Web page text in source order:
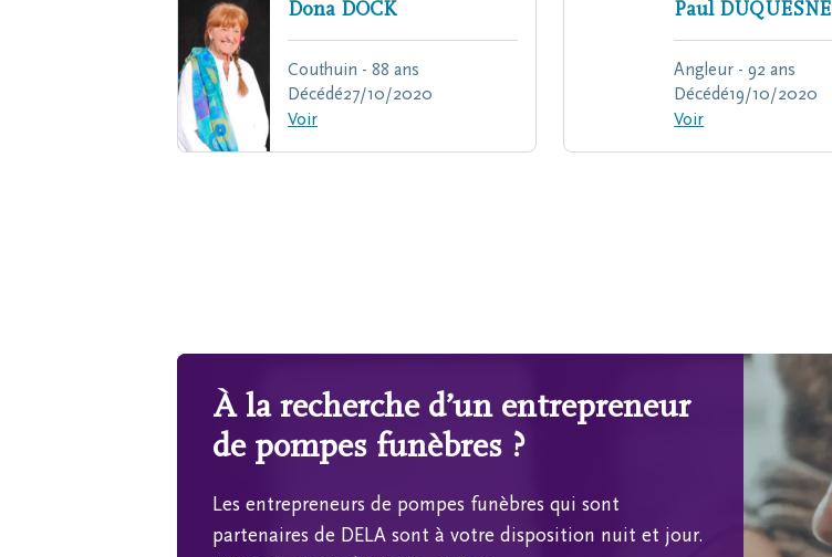
Dona DOCK
Couthuin - 88 ans
Décédé27/10/2020
Voir
Paul DUQUESNE
Angleur - 92 ans
Décédé19/10/2020
Voir
À la recherche d’un entrepreneur
de pompes funèbres ?
Les entrepreneurs de pompes funèbres qui sont
partenaires de DELA sont à votre disposition nuit et jour.